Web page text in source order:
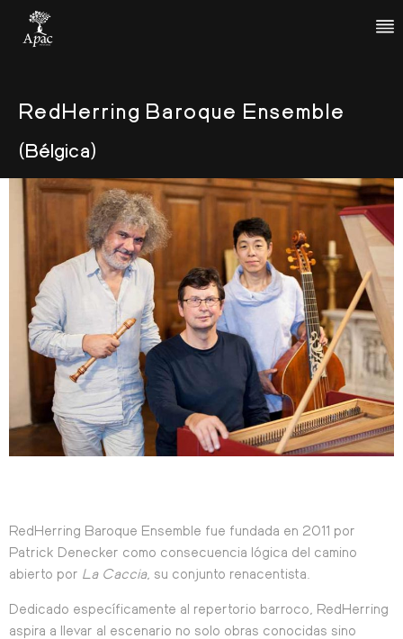
RedHerring Baroque Ensemble
(Bélgica)
RedHerring Baroque Ensemble fue fundada en 2011 por
Patrick Denecker como consecuencia lógica del camino
abierto por La Caccia, su conjunto renacentista.
Dedicado específicamente al repertorio barroco, RedHerring
aspira a llevar al escenario no solo obras conocidas sino